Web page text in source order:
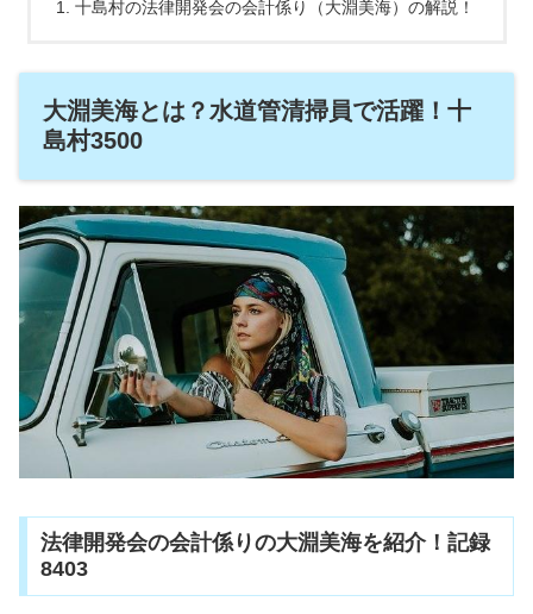
十島村の法律開発会の会計係り（大淵美海）の解説！
大淵美海とは？水道管清掃員で活躍！十
島村3500
法律開発会の会計係りの大淵美海を紹介！記録
8403